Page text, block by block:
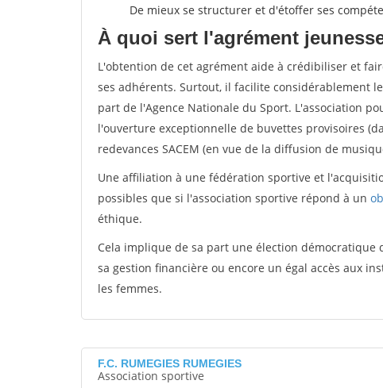
De mieux se structurer et d'étoffer ses
À quoi sert l'agrément
L'obtention de cet agrément aide à crédibiliser et
ses adhérents. Surtout, il facilite considérablement
part de l'Agence Nationale du Sport. L'association
l'ouverture exceptionnelle de buvettes provisoires
redevances SACEM (en vue de la diffusion de
Une affiliation à une fédération sportive et
possibles que si l'association sportive répond à un
éthique.
Cela implique de sa part une élection
sa gestion financière ou encore un égal accès aux
les femmes.
F.C. RUMEGIES RUMEGIES
Association sportive